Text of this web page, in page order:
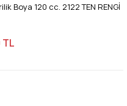
Boya 120 cc. 2122 TEN RENGİ
TL